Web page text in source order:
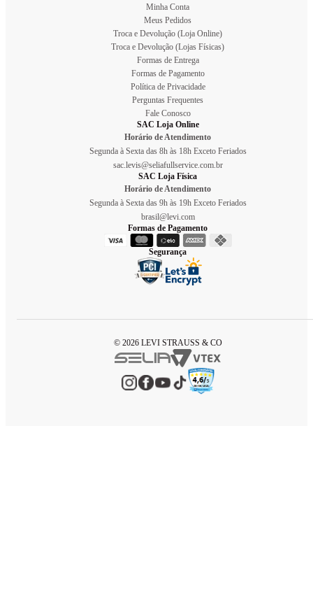
Minha Conta
Meus Pedidos
Troca e Devolução (Loja Online)
Troca e Devolução (Lojas Físicas)
Formas de Entrega
Formas de Pagamento
Política de Privacidade
Perguntas Frequentes
Fale Conosco
SAC Loja Online
Horário de Atendimento
Segunda à Sexta das 8h às 18h Exceto Feriados
sac.levis@seliafullservice.com.br
SAC Loja Física
Horário de Atendimento
Segunda à Sexta das 9h às 19h Exceto Feriados
brasil@levi.com
Formas de Pagamento
Segurança
© 2026 LEVI STRAUSS & CO